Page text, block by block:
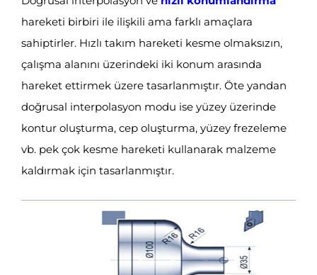
hareketi birbiri ile ilişkili ama farklı amaçlara
sahiptirler. Hızlı takım hareketi kesme olmaksızın,
çalışma alanını üzerindeki iki konum arasında
hareket ettirmek üzere tasarlanmıştır. Öte yandan
doğrusal interpolasyon modu ise yüzey üzerinde
kontur oluşturma, cep oluşturma, yüzey frezeleme
vb. pek çok kesme hareketi kullanarak malzeme
kaldırmak için tasarlanmıştır.